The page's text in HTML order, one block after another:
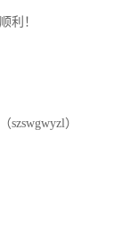
利！
szswgwyzl）